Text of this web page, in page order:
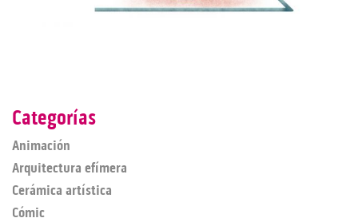
Categorías
Animación
Arquitectura efímera
Cerámica artística
Cómic